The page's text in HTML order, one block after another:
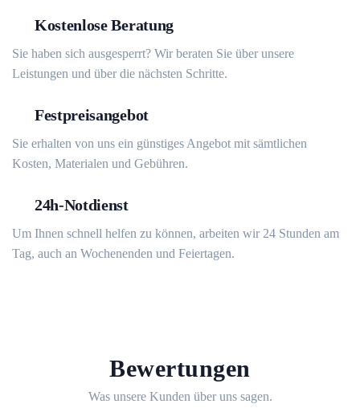
Kostenlose Beratung
Sie haben sich ausgesperrt? Wir beraten Sie über unsere
Leistungen und über die nächsten Schritte.
Festpreisangebot
Sie erhalten von uns ein günstiges Angebot mit sämtlichen
Kosten, Materialen und Gebühren.
24h-Notdienst
Um Ihnen schnell helfen zu können, arbeiten wir 24 Stunden am
Tag, auch an Wochenenden und Feiertagen.
Bewertungen
Was unsere Kunden über uns sagen.